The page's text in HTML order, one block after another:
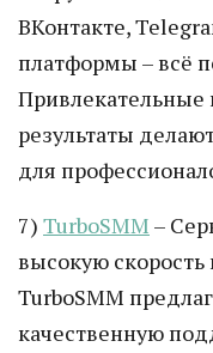
ВКонтакте,
платформы – всё
Привлекательные
результаты
для
7) TurboSMM –
высокую скорость
TurboSMM
качественную